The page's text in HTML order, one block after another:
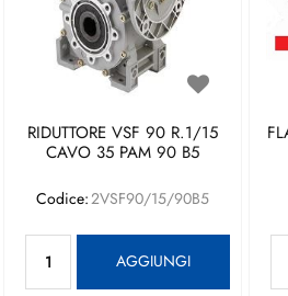
RIDUTTORE VSF 90 R.1/15
CAVO 35 PAM 90 B5
Codice:2VSF90/15/90B5
AGGIUNGI